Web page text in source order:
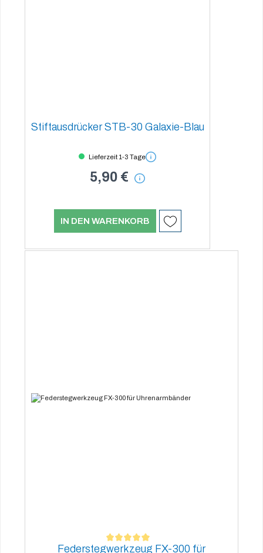
Stiftausdrücker STB-30 Galaxie-Blau
Lieferzeit 1-3 Tage
5,90 €
IN DEN WARENKORB
Durchschnittliche Bewertung von 5 von 5 Sternen
Federstegwerkzeug FX-300 für